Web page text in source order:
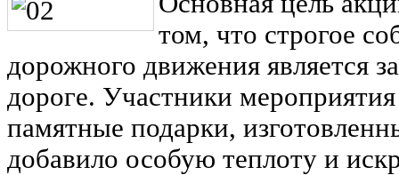
том, что строгое
дорожного движения является
дороге. Участники
памятные подарки,
добавило особую теплоту и